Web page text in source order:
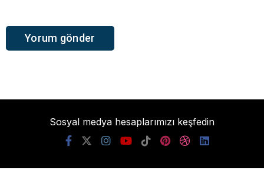
Sosyal medya hesaplarımızı keşfedin